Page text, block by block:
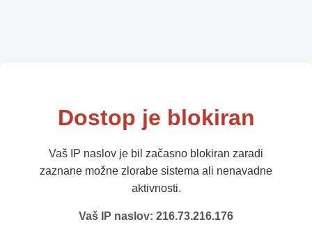
Dostop je blokiran
Vaš IP naslov je bil začasno blokiran zaradi
zaznane možne zlorabe sistema ali nenavadne
aktivnosti.
Vaš IP naslov: 216.73.216.176